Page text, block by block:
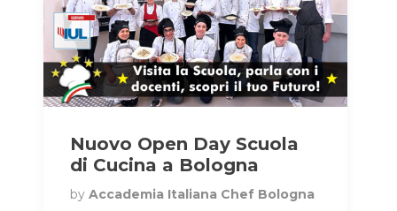
Nuovo Open Day Scuola
di Cucina a Bologna
by Accademia Italiana Chef Bologna